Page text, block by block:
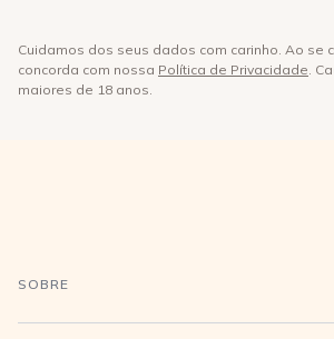
Cuidamos dos seus dados com carinho. Ao se
concorda com nossa Política de Privacidade.
maiores de 18 anos.
SOBRE